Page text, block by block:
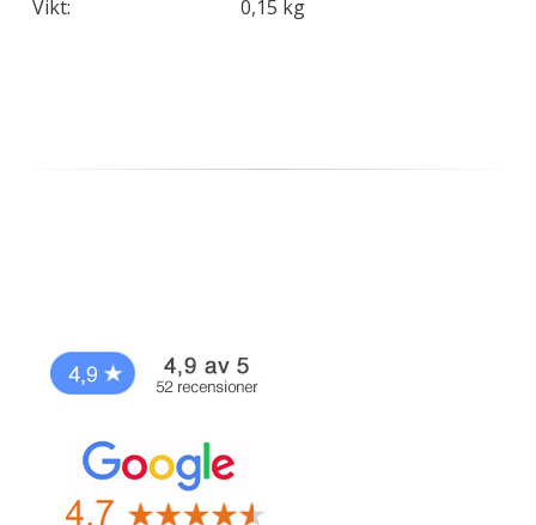
Vikt: 0,15 kg